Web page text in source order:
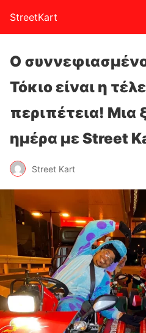
StreetKart
Ο
Τόκιο είναι η
περιπέτεια! Μια
ημέρα με Street
Street Kart